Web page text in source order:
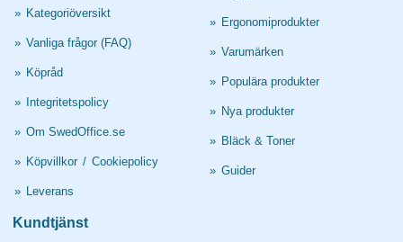
» Kategoriöversikt
» Vanliga frågor (FAQ)
» Köpråd
» Integritetspolicy
» Om SwedOffice.se
» Köpvillkor / Cookiepolicy
» Leverans
» Ergonomiprodukter
» Varumärken
» Populära produkter
» Nya produkter
» Bläck & Toner
» Guider
Kundtjänst